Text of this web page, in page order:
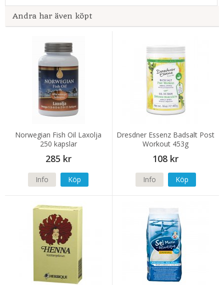
Andra har även köpt
Norwegian Fish Oil Laxolja
250 kapslar
285 kr
Info Köp
Dresdner Essenz Badsalt Post
Workout 453g
108 kr
Info Köp